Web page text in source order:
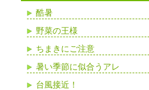
酷暑
野菜の王様
ちまきにご注意
暑い季節に似合うアレ
台風接近！